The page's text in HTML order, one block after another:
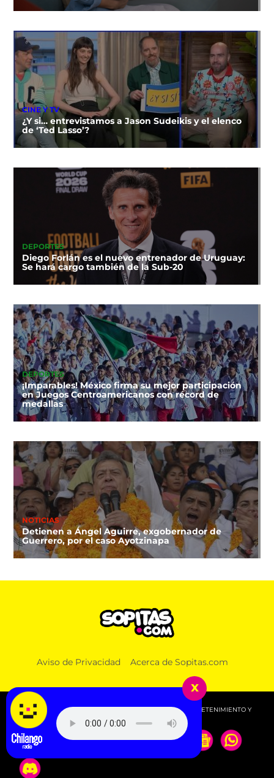
CINE Y TV
¿Y si… entrevistamos a Jason Sudeikis y el elenco
de ‘Ted Lasso’?
DEPORTES
Diego Forlán es el nuevo entrenador de Uruguay:
Se hará cargo también de la Sub-20
DEPORTES
¡Imparables! México firma su mejor participación
en Juegos Centroamericanos con récord de
medallas
NOTICIAS
Detienen a Ángel Aguirre, exgobernador de
Guerrero, por el caso Ayotzinapa
Aviso de Privacidad Acerca de Sopitas.com
© 2026 SOPITAS.COM - MÚSICA, NOTICIAS, DEPORTES, ENTRETENIMIENTO Y
MÁS!.
x
Jack White -